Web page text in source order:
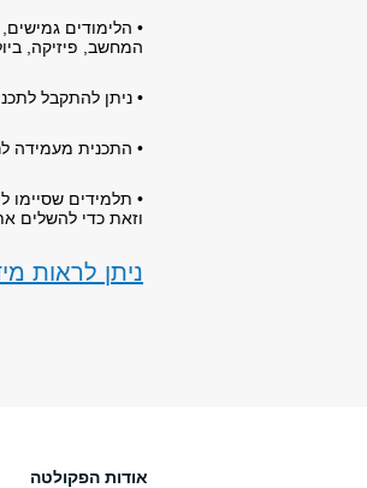
• הלימודים
המחשב, פיזיקה,
• ניתן להתקבל
• התכנית מעמידה
• תלמידים שסיימו
וזאת כדי להשלים
ניתן לראות
אודות הפקולטה